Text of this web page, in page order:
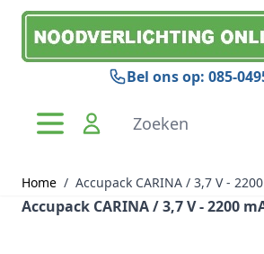
Ga naar de inhoud
Bel ons op: 085-
Zoeken
Home / Accupack CARINA / 3,7 V -
Accupack CARINA / 3,7 V - 2200